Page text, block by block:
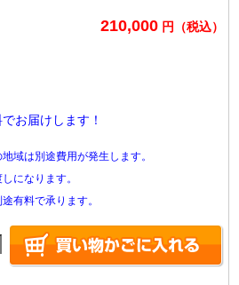
210,000 円（税込）
お届けします！
域は別途費用が発生します。
になります。
有料で承ります。